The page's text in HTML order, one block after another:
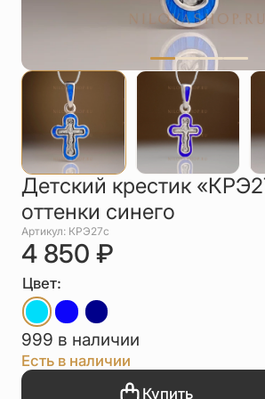
Цепи
Чётки
Другое
Детский крестик
оттенки синего
Артикул: КРЭ27с
4 850 ₽
Цвет:
999 в наличии
Есть в наличии
Купить